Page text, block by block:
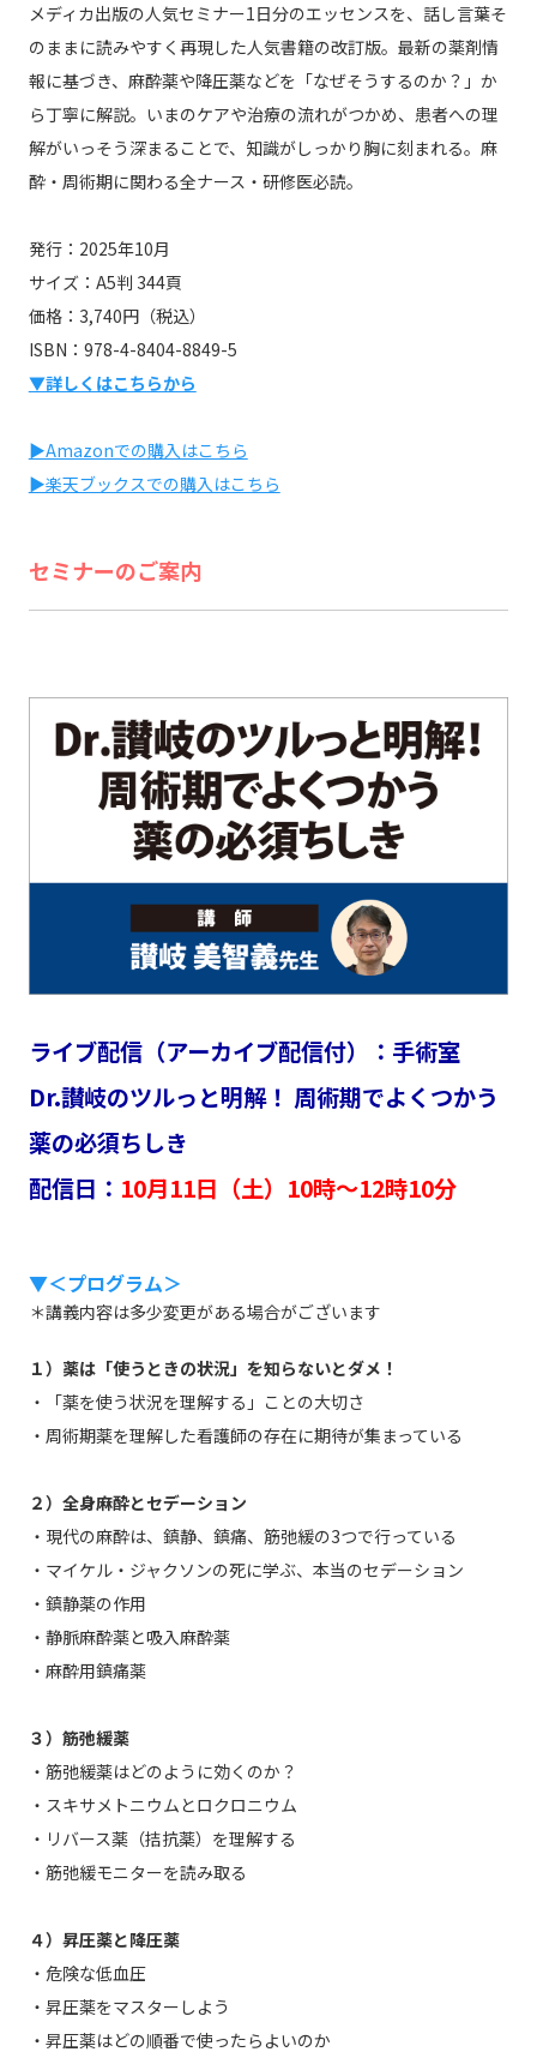
メディカ出版の人気セミナー1日分のエッセンスを、話し言葉そ
のままに読みやすく再現した人気書籍の改訂版。最新の薬剤情
報に基づき、麻酔薬や降圧薬などを「なぜそうするのか？」か
ら丁寧に解説。いまのケアや治療の流れがつかめ、患者への理
解がいっそう深まることで、知識がしっかり胸に刻まれる。麻
酔・周術期に関わる全ナース・研修医必読。
発行：2025年10月
サイズ：A5判 344頁
価格：3,740円（税込）
ISBN：978-4-8404-8849-5
▼詳しくはこちらから
▶Amazonでの購入はこちら
▶楽天ブックスでの購入はこちら
セミナーのご案内
ライブ配信（アーカイブ配信付）：手術室
Dr.讃岐のツルっと明解！ 周術期でよくつかう
薬の必須ちしき
配信日： 10月11日（土）10時～12時10分
▼＜プログラム＞
＊講義内容は多少変更がある場合がございます
１）薬は「使うときの状況」を知らないとダメ！
・「薬を使う状況を理解する」ことの大切さ
・周術期薬を理解した看護師の存在に期待が集まっている
２）全身麻酔とセデーション
・現代の麻酔は、鎮静、鎮痛、筋弛緩の3つで行っている
・マイケル・ジャクソンの死に学ぶ、本当のセデーション
・鎮静薬の作用
・静脈麻酔薬と吸入麻酔薬
・麻酔用鎮痛薬
３）筋弛緩薬
・筋弛緩薬はどのように効くのか？
・スキサメトニウムとロクロニウム
・リバース薬（拮抗薬）を理解する
・筋弛緩モニターを読み取る
４）昇圧薬と降圧薬
・危険な低血圧
・昇圧薬をマスターしよう
・昇圧薬はどの順番で使ったらよいのか